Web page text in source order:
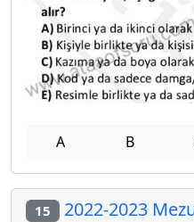
A B
15 2022-2023